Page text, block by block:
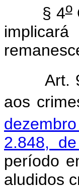
§ 4o
Art.
aos
2.848,
período
aludidos